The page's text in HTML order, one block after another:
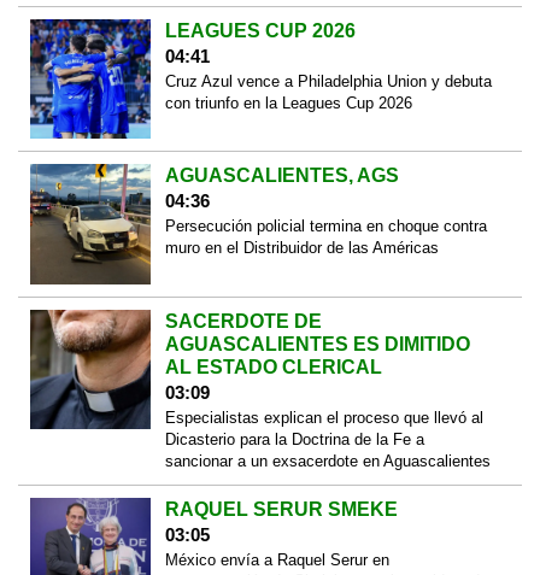
LEAGUES CUP 2026
04:41
Cruz Azul vence a Philadelphia Union y debuta
con triunfo en la Leagues Cup 2026
AGUASCALIENTES, AGS
04:36
Persecución policial termina en choque contra
muro en el Distribuidor de las Américas
SACERDOTE DE
AGUASCALIENTES ES DIMITIDO
AL ESTADO CLERICAL
03:09
Especialistas explican el proceso que llevó al
Dicasterio para la Doctrina de la Fe a
sancionar a un exsacerdote en Aguascalientes
RAQUEL SERUR SMEKE
03:05
México envía a Raquel Serur en